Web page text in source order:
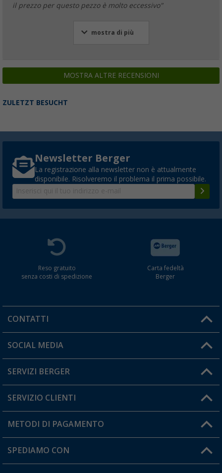
il prezzo per questo pezzo è molto eccessivo"
mostra di più
MOSTRA ALTRE RECENSIONI
ZULETZT BESUCHT
Newsletter Berger
La registrazione alla newsletter non è attualmente
disponibile. Risolveremo il problema il prima possibile.
Reso gratuito
senza costi di spedizione
Carta fedeltà
Berger
CONTATTI
Orari di apertura del servizio:
Hai una domanda?
SOCIAL MEDIA
SERVIZI BERGER
Diventare rivenditori
Il mio Account
Carta fedeltà Berger
SERVIZIO CLIENTI
Informazioni sulla spedizione
Resi
METODI DI PAGAMENTO
SPEDIAMO CON